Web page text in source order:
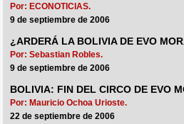
Por: ECONOTICIAS.
9 de septiembre de 2006
¿ARDERÁ LA BOLIVIA DE EVO
Por: Sebastian Robles.
9 de septiembre de 2006
BOLIVIA: FIN DEL CIRCO DE EVO
Por: Mauricio Ochoa Urioste.
22 de septiembre de 2006